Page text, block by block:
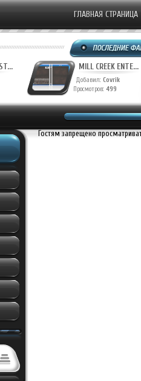
ГЛАВНАЯ СТРАНИЦА
MILL CREEK ENTE...
Добавил: Covrik
Просмотров: 499
Гостям запрещено